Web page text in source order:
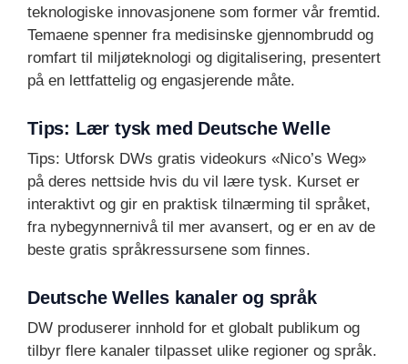
teknologiske innovasjonene som former vår fremtid.
Temaene spenner fra medisinske gjennombrudd og
romfart til miljøteknologi og digitalisering, presentert
på en lettfattelig og engasjerende måte.
Tips: Lær tysk med Deutsche Welle
Tips: Utforsk DWs gratis videokurs «Nico’s Weg»
på deres nettside hvis du vil lære tysk. Kurset er
interaktivt og gir en praktisk tilnærming til språket,
fra nybegynnernivå til mer avansert, og er en av de
beste gratis språkressursene som finnes.
Deutsche Welles kanaler og språk
DW produserer innhold for et globalt publikum og
tilbyr flere kanaler tilpasset ulike regioner og språk.